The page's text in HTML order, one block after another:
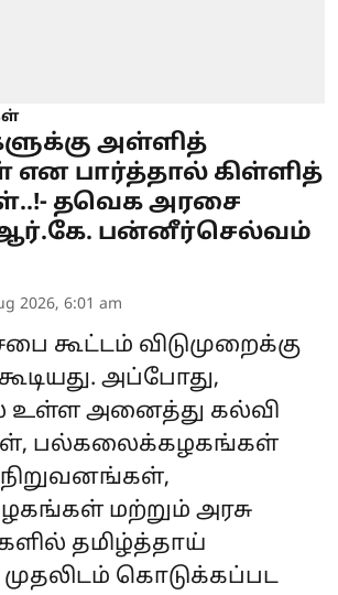
அள்ளித்
என பார்த்தால் கிள்ளித்
தவெக அரசை
பன்னீர்செல்வம்
2026, 6:01 am
கூட்டம் விடுமுறைக்கு
அப்போது,
உள்ள அனைத்து கல்வி
பல்கலைக்கழகங்கள்
நிறுவனங்கள்,
மற்றும் அரசு
தமிழ்த்தாய்
முதலிடம் கொடுக்கப்பட